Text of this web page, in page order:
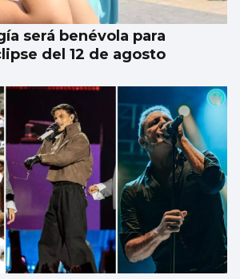
será benévola para
del 12 de agosto